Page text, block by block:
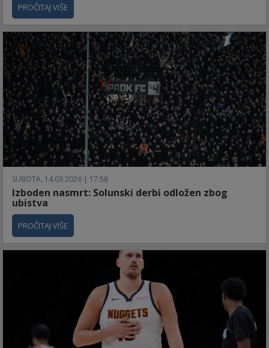
PROČITAJ VIŠE
SUBOTA, 14.03.2026 | 17:58
Izboden nasmrt: Solunski derbi odložen zbog
ubistva
PROČITAJ VIŠE